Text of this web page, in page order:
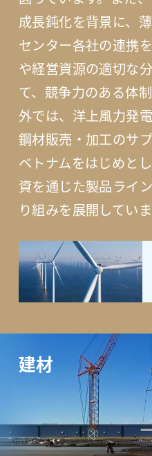
成長鈍化を背景に、
センター各社の連携
や経営資源の適切な
て、競争力のある体
外では、洋上風力発
鋼材販売・加工のサ
ベトナムをはじめと
資を通じた製品ライ
り組みを展開していま
建材